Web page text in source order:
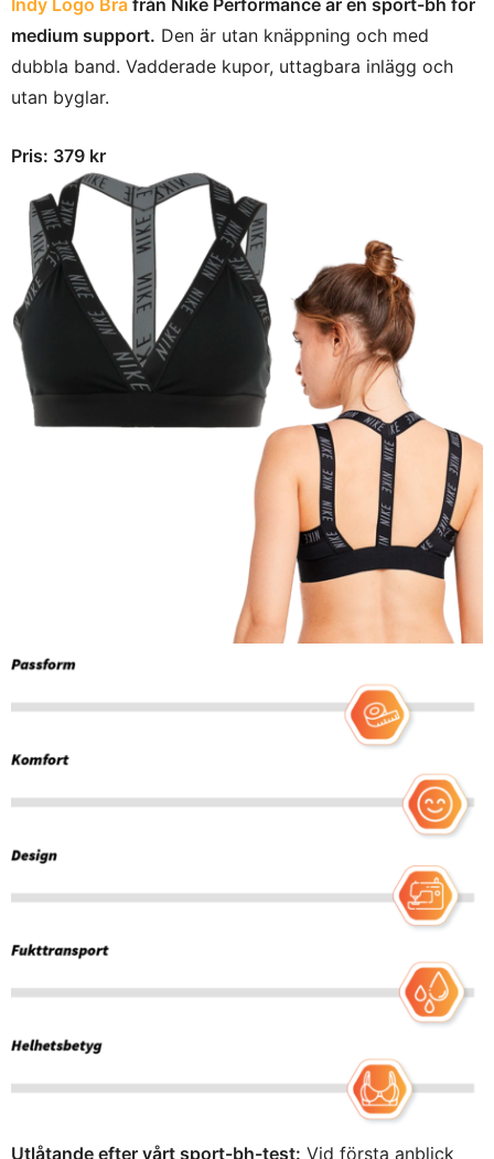
medium support. Den är utan knäppning och med
dubbla band. Vadderade kupor, uttagbara inlägg och
utan byglar.
Pris: 379 kr
Utlåtande efter vårt sport-bh-test: Vid första anblick